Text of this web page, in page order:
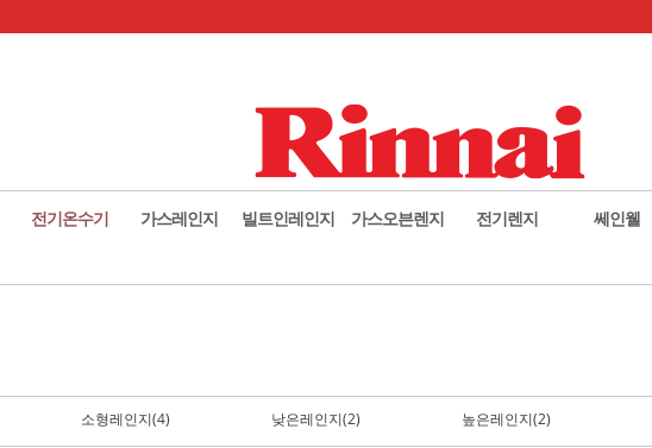
전기온수기 가스레인지 빌트인레인지 가스오븐렌지 전기렌지 쎄인웰
소형레인지(4) 낮은레인지(2) 높은레인지(2)